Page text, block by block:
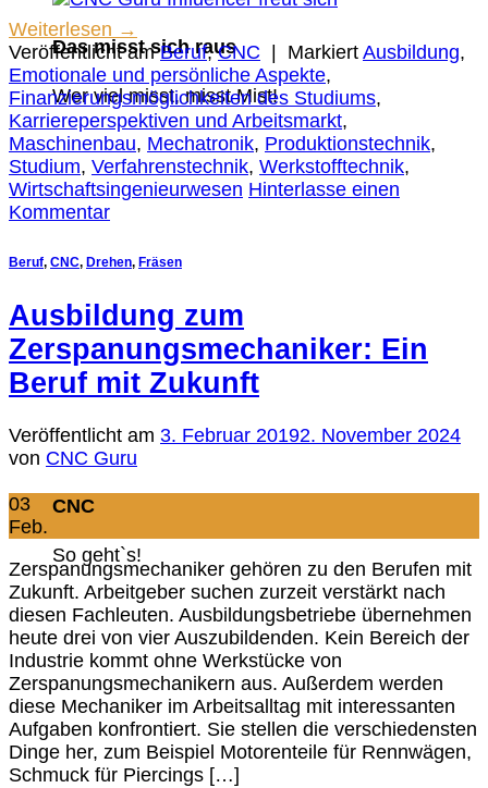
Das misst sich raus
Wer viel misst, misst Mist!
CNC
So geht`s!
Weiterlesen →
Veröffentlicht amBeruf,CNC | Markiert Ausbildung,
Emotionale und persönliche Aspekte,
Finanzierungsmöglichkeiten des Studiums,
Karriereperspektiven und Arbeitsmarkt,
Maschinenbau, Mechatronik, Produktionstechnik,
Studium, Verfahrenstechnik, Werkstofftechnik,
Wirtschaftsingenieurwesen Hinterlasse einen
Kommentar
Beruf, CNC, Drehen, Fräsen
Ausbildung zum
Zerspanungsmechaniker: Ein
Beruf mit Zukunft
Veröffentlicht am 3. Februar 20192. November 2024
von CNC Guru
03
Feb.
Zerspanungsmechaniker gehören zu den Berufen mit
Zukunft. Arbeitgeber suchen zurzeit verstärkt nach
diesen Fachleuten. Ausbildungsbetriebe übernehmen
heute drei von vier Auszubildenden. Kein Bereich der
Industrie kommt ohne Werkstücke von
Zerspanungsmechanikern aus. Außerdem werden
diese Mechaniker im Arbeitsalltag mit interessanten
Aufgaben konfrontiert. Sie stellen die verschiedensten
Dinge her, zum Beispiel Motorenteile für Rennwägen,
Schmuck für Piercings […]